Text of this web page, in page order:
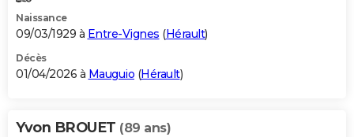
Naissance
09/03/1929 à Entre-Vignes (Hérault)
Décès
01/04/2026 à Mauguio (Hérault)
Yvon BROUET (89 ans)